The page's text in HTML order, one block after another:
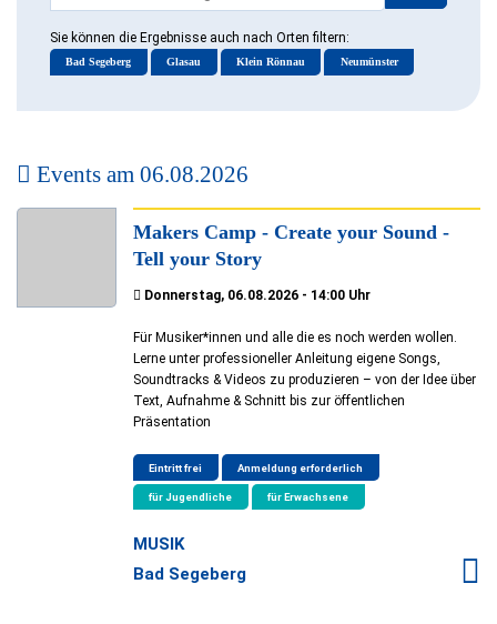
Sie können die Ergebnisse auch nach Orten filtern:
Bad Segeberg Glasau Klein Rönnau Neumünster
Events am 06.08.2026
Makers Camp - Create your Sound -
Tell your Story
Donnerstag, 06.08.2026 - 14:00 Uhr
Für Musiker*innen und alle die es noch werden wollen.
Lerne unter professioneller Anleitung eigene Songs,
Soundtracks & Videos zu produzieren – von der Idee über
Text, Aufnahme & Schnitt bis zur öffentlichen
Präsentation
Eintritt frei Anmeldung erforderlich
für Jugendliche für Erwachsene
MUSIK
Bad Segeberg